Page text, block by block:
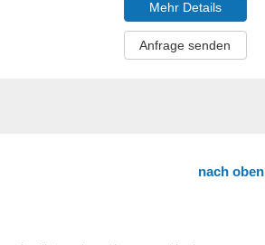
Mehr Details
Anfrage senden
nach oben